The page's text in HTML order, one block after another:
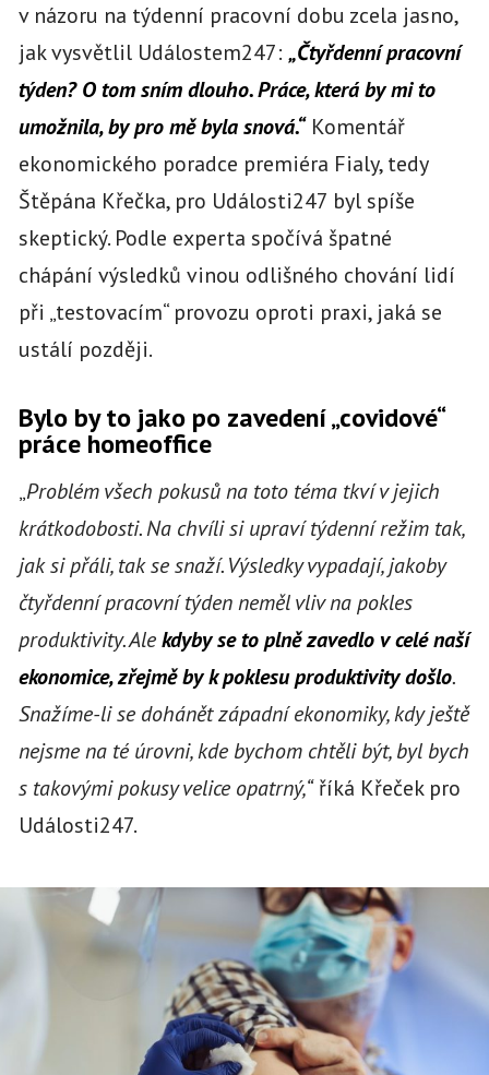
v názoru na týdenní pracovní dobu zcela jasno,
jak vysvětlil Událostem247: „Čtyřdenní pracovní
týden? O tom sním dlouho. Práce, která by mi to
umožnila, by pro mě byla snová.“Komentář
ekonomického poradce premiéra Fialy, tedy
Štěpána Křečka, pro Události247 byl spíše
skeptický. Podle experta spočívá špatné
chápání výsledků vinou odlišného chování lidí
při „testovacím“ provozu oproti praxi, jaká se
ustálí později.
Bylo by to jako po zavedení „covidové“
práce homeoffice
„Problém všech pokusů na toto téma tkví v jejich
krátkodobosti. Na chvíli si upraví týdenní režim tak,
jak si přáli, tak se snaží. Výsledky vypadají, jakoby
čtyřdenní pracovní týden neměl vliv na pokles
produktivity. Alekdyby se to plně zavedlo v celé naší
ekonomice, zřejmě by k poklesu produktivity došlo.
Snažíme-li se dohánět západní ekonomiky, kdy ještě
nejsme na té úrovni, kde bychom chtěli být, byl bych
s takovými pokusy velice opatrný,“říká Křeček pro
Události247.